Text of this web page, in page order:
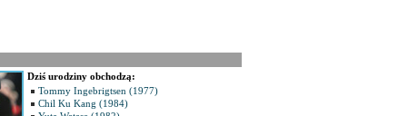
Dziś urodziny obchodzą:
Tommy Ingebrigtsen (1977)
Chil Ku Kang (1984)